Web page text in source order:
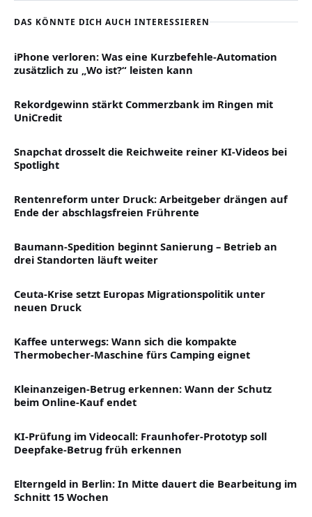
DAS KÖNNTE DICH AUCH INTERESSIEREN
iPhone verloren: Was eine Kurzbefehle-Automation
zusätzlich zu „Wo ist?“ leisten kann
Rekordgewinn stärkt Commerzbank im Ringen mit
UniCredit
Snapchat drosselt die Reichweite reiner KI-Videos bei
Spotlight
Rentenreform unter Druck: Arbeitgeber drängen auf
Ende der abschlagsfreien Frührente
Baumann-Spedition beginnt Sanierung – Betrieb an
drei Standorten läuft weiter
Ceuta-Krise setzt Europas Migrationspolitik unter
neuen Druck
Kaffee unterwegs: Wann sich die kompakte
Thermobecher-Maschine fürs Camping eignet
Kleinanzeigen-Betrug erkennen: Wann der Schutz
beim Online-Kauf endet
KI-Prüfung im Videocall: Fraunhofer-Prototyp soll
Deepfake-Betrug früh erkennen
Elterngeld in Berlin: In Mitte dauert die Bearbeitung im
Schnitt 15 Wochen